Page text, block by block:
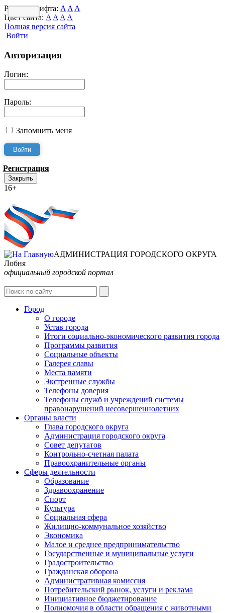
Размер шрифта: A A A
Цвет сайта: A A A A
Полная версия сайта
Войти
Авторизация
Логин:
Пароль:
Запомнить меня
Регистрация
Закрыть
16+
АДМИНИСТРАЦИЯ ГОРОДСКОГО ОКРУГА
Лобня
официальный городской портал
Город
О городе
Устав города
Итоги социально-экономического развития города
Программы развития
Социальные объекты
Галерея славы
Места памяти
Экстренные службы
Телефоны доверия
Телефоны служб и учреждений системы
правонарушений несовершеннолетних
Органы власти
Глава городского округа
Администрация городcкого округа
Совет депутатов
Контрольно-счетная палата
Правоохранительные органы
Сферы деятельности
Образование
Здравоохранение
Спорт
Культура
Социальная сфера
Жилищно-коммунальное хозяйство
Экономика
Малое и среднее предпринимательство
Государственные и муниципальные услуги
Градостроительство
Гражданская оборона
Административная комиссия
Потребительский рынок, услуги и реклама
Инициативное бюджетирование
Полномочия в области обращения с животными